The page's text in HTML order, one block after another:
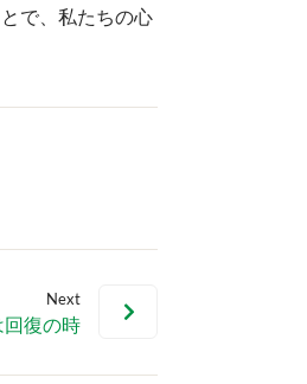
で、私たちの心
Next
回復の時